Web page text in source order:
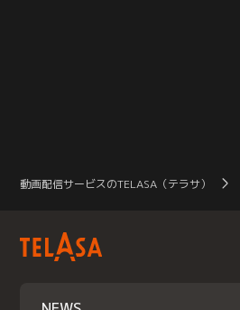
動画配信サービスのTELASA（テラサ）